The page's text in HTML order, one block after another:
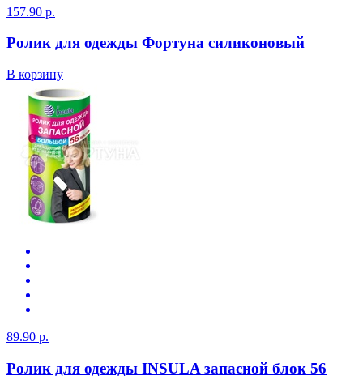
157.90 р.
Ролик для одежды Фортуна силиконовый
В корзину
89.90 р.
Ролик для одежды INSULA запасной блок 56